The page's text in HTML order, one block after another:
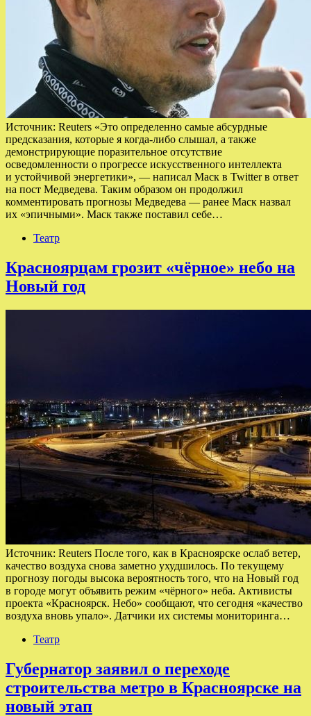
Источник: Reuters «Это определенно самые абсурдные
предсказания, которые я когда-либо слышал, а также
демонстрирующие поразительное отсутствие
осведомленности о прогрессе искусственного интеллекта
и устойчивой энергетики», — написал Маск в Twitter в ответ
на пост Медведева. Таким образом он продолжил
комментировать прогнозы Медведева — ранее Маск назвал
их «эпичными». Маск также поставил себе…
Театр
Красноярцам грозит «чёрное» небо на
Новый год
Источник: Reuters После того, как в Красноярске ослаб ветер,
качество воздуха снова заметно ухудшилось. По текущему
прогнозу погоды высока вероятность того, что на Новый год
в городе могут объявить режим «чёрного» неба. Активисты
проекта «Красноярск. Небо» сообщают, что сегодня «качество
воздуха вновь упало». Датчики их системы мониторинга…
Театр
Губернатор заявил о переходе
строительства метро в Красноярске на
новый этап